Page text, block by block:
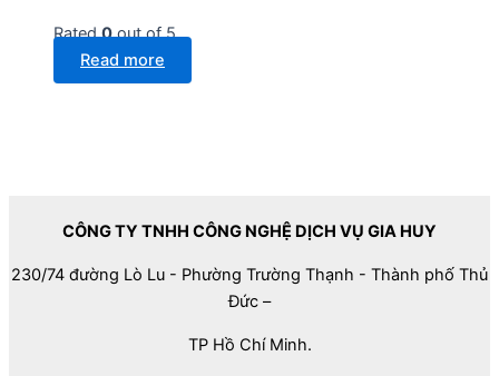
Rated0out of 5
Read more
CÔNG TY TNHH CÔNG NGHỆ DỊCH VỤ GIA HUY
230/74 đường Lò Lu - Phường Trường Thạnh - Thành phố Thủ
Đức –
TP Hồ Chí Minh.